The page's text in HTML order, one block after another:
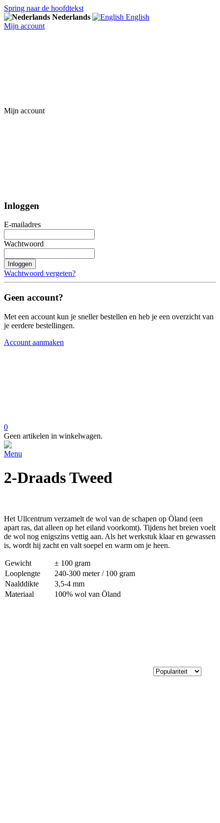
Spring naar de hoofdtekst
Nederlands
English
Mijn account
Mijn account
Inloggen
E-mailadres
Wachtwoord
Inloggen
Wachtwoord vergeten?
Geen account?
Met een account kun je sneller bestellen en heb je een overzicht van
je eerdere bestellingen.
Account aanmaken
0
Geen artikelen in winkelwagen.
Menu
2-Draads Tweed
Het Ullcentrum verzamelt de wol van de schapen op Öland (een
apart ras, dat alleen op het eiland voorkomt). Tijdens het breien voelt
de wol nog enigszins vettig aan. Als het werkstuk klaar en gewassen
is, wordt hij zacht en valt soepel en warm om je heen.
Gewicht
± 100 gram
Looplengte
240-300 meter / 100 gram
Naalddikte
3,5-4 mm
Materiaal
100% wol van Öland